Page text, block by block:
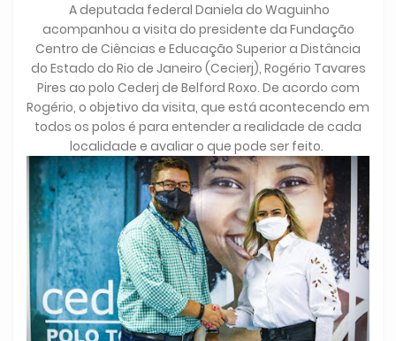
A deputada federal Daniela do Waguinho
acompanhou a visita do presidente da Fundação
Centro de Ciências e Educação Superior a Distância
do Estado do Rio de Janeiro (Cecierj), Rogério Tavares
Pires ao polo Cederj de Belford Roxo. De acordo com
Rogério, o objetivo da visita, que está acontecendo em
todos os polos é para entender a realidade de cada
localidade e avaliar o que pode ser feito.